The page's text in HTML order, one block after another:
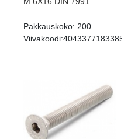
Pakkauskoko: 200
Viivakoodi:4043377183385